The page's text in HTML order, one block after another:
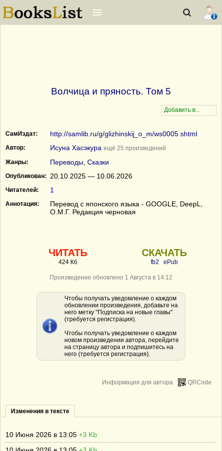
Волчица и пряность. Том 5
СамИздат: http://samlib.ru/g/glizhinskij_o_m/ws0005.shtml
Автор: Исуна Хасэкура ещё 25 произведений
Жанры:
Переводы Сказки
Опубликован: 20.10.2025 — 10.06.2026
Читателей: 1
Аннотация:
Перевод с японского языка - GOOGLE, DeepL,
О.М.Г. Редакция черновая
ЧИТАТЬ
424 Кб
СКАЧАТЬ
fb2 ePub
Произведение обновлено 1 Августа в 14:12
Чтобы получать уведомление о каждом
обновлении произведения, добавьте на
него метку "Подписка на новые главы"
(требуется регистрация).
Чтобы получать уведомление о каждом
новом произведении автора, перейдите
на страницу автора и подпишитесь на
него (требуется регистрация).
QRCode
Информация для автора
Изменения в тексте
10 Июня 2026 в 13:05 +3 Kb